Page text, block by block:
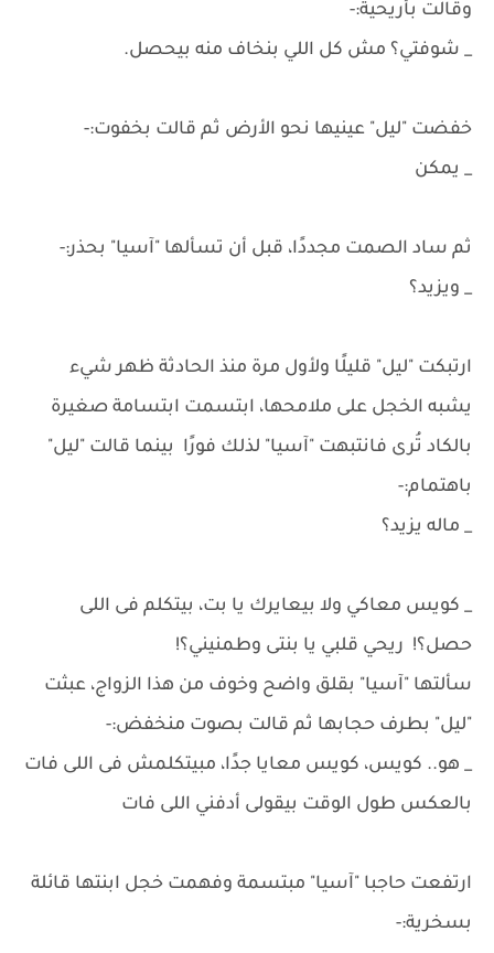
وقالت بأريحية:-
_ شوفتي؟ مش كل اللي بنخاف منه بيحصل.
خفضت "ليل" عينيها نحو الأرض ثم قالت بخفوت:-
_ يمكن
ثم ساد الصمت مجددًا، قبل أن تسألها "آسيا" بحذر:-
_ ويزيد؟
ارتبكت "ليل" قليلًا ولأول مرة منذ الحادثة ظهر شيء
يشبه الخجل على ملامحها، ابتسمت ابتسامة صغيرة
بالكاد تُرى فانتبهت "آسيا" لذلك فورًا بينما قالت "ليل"
باهتمام:-
_ ماله يزيد؟
_ كويس معاكي ولا بيعايرك يا بت، بيتكلم فى اللى
حصل؟! ريحي قلبي يا بنتى وطمنيني؟!
سألتها "آسيا" بقلق واضح وخوف من هذا الزواج، عبثت
"ليل" بطرف حجابها ثم قالت بصوت منخفض:-
_ هو.. كويس، كويس معايا جدًا، مبيتكلمش فى اللى فات
بالعكس طول الوقت بيقولى أدفني اللى فات
ارتفعت حاجبا "آسيا" مبتسمة وفهمت خجل ابنتها قائلة
بسخرية:-